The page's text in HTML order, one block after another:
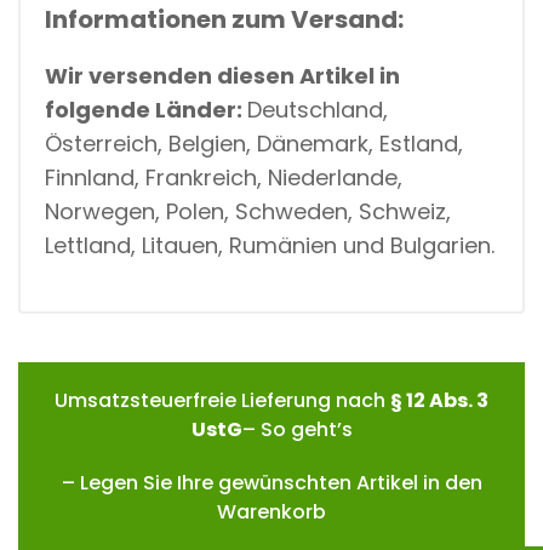
Informationen zum Versand:
Wir versenden diesen Artikel in
folgende Länder: Deutschland,
Österreich, Belgien, Dänemark, Estland,
Finnland, Frankreich, Niederlande,
Norwegen, Polen, Schweden, Schweiz,
Lettland, Litauen, Rumänien und Bulgarien.
Umsatzsteuerfreie Lieferung nach § 12 Abs. 3
UstG– So geht’s
– Legen Sie Ihre gewünschten Artikel in den
Warenkorb